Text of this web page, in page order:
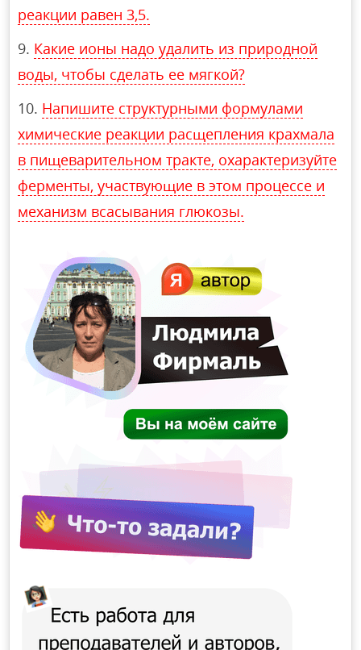
реакции равен 3,5.
Какие ионы надо удалить из природной
воды, чтобы сделать ее мягкой?
Напишите структурными формулами
химические реакции расщепления крахмала
в пищеварительном тракте, охарактеризуйте
ферменты, участвующие в этом процессе и
механизм всасывания глюкозы.